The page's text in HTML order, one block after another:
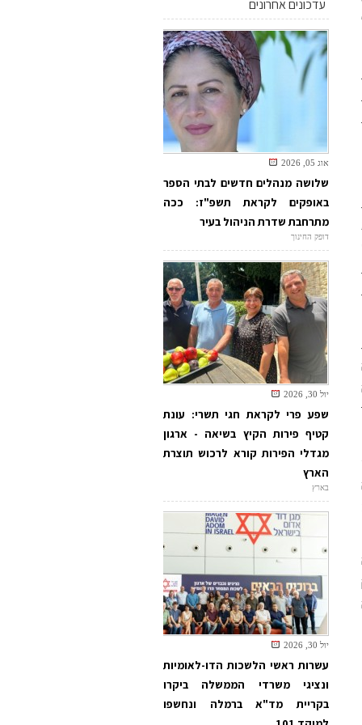
עדכונים אחרונים
אוג 05, 2026
שלושה מנהלים חדשים לבתי הספר
באופקים לקראת תשפ"ז: ככה
מתרחבת שדרת הניהול בעיר
דופק החינוך
יול 30, 2026
שפע פרי לקראת חגי תשרי: עונת
קטיף פירות הקיץ בשיאה - ארגון
מגדלי הפירות קורא לרכוש תוצרת
הארץ
בארץ
יול 30, 2026
עשרות ראשי הלשכות הדו-לאומיות
ונציגי משרדי הממשלה ביקרו
בקריית מד"א ברמלה ונחשפו